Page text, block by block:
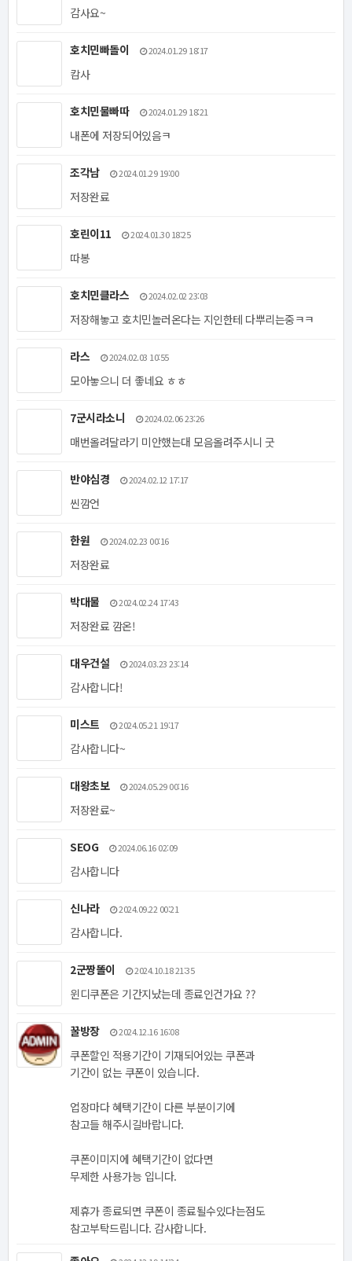
감사요~
호치민빠돌이 2024.01.29 18:17
캄사
호치민물빠따 2024.01.29 18:21
내폰에 저장되어있음ㅋ
조각남 2024.01.29 19:00
저장완료
호린이11 2024.01.30 18:25
따봉
호치민클라스 2024.02.02 23:03
저장해놓고 호치민놀러온다는 지인한테 다뿌리는중ㅋㅋ
라스 2024.02.03 10:55
모아놓으니 더 좋네요 ㅎㅎ
7군시라소니 2024.02.06 23:26
매번올려달라기 미안했는대 모음올려주시니 굿
반야심경 2024.02.12 17:17
씬깜언
한원 2024.02.23 00:16
저장완료
박대물 2024.02.24 17:43
저장완료 깜온!
대우건설 2024.03.23 23:14
감사합니다!
미스트 2024.05.21 19:17
감사합니다~
대왕초보 2024.05.29 00:16
저장완료~
SEOG 2024.06.16 02:09
감사합니다
신나라 2024.09.22 00:21
감사합니다.
2군짱똘이 2024.10.18 21:35
윈디쿠폰은 기간지났는데 종료인건가요 ??
꿀방장 2024.12.16 16:08
쿠폰할인 적용기간이 기재되어있는 쿠폰과
기간이 없는 쿠폰이 있습니다.
업장마다 혜택기간이 다른 부분이기에
참고들 해주시길바랍니다.
쿠폰이미지에 혜택기간이 없다면
무제한 사용가능 입니다.
제휴가 종료되면 쿠폰이 종료될수있다는점도
참고부탁드립니다. 감사합니다.